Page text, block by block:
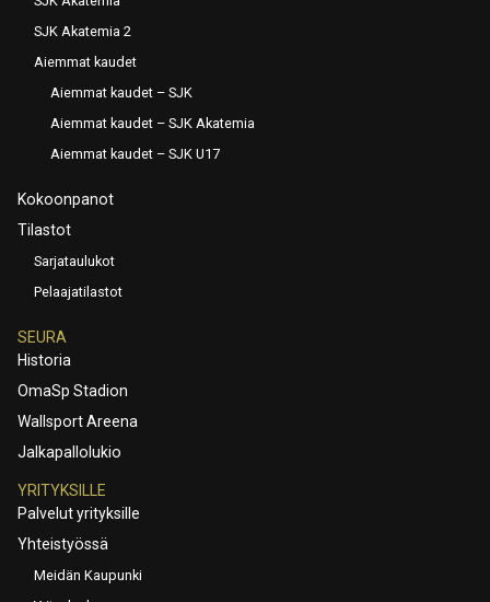
SJK Akatemia 2
Aiemmat kaudet
Aiemmat kaudet – SJK
Aiemmat kaudet – SJK Akatemia
Aiemmat kaudet – SJK U17
Kokoonpanot
Tilastot
Sarjataulukot
Pelaajatilastot
SEURA
Historia
OmaSp Stadion
Wallsport Areena
Jalkapallolukio
YRITYKSILLE
Palvelut yrityksille
Yhteistyössä
Meidän Kaupunki